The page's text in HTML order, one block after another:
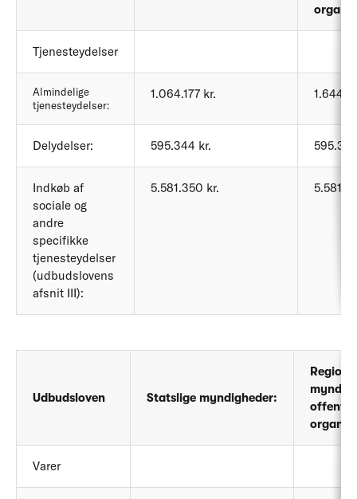
Tjenesteydelser
Almindelige
tjenesteydelser:
1.064.177 kr.
Delydelser: 595.344 kr.
Indkøb af
sociale og
andre
specifikke
tjenesteydelser
(udbudslovens
afsnit III):
5.581.350 kr.
Udbudsloven Statslige myndigheder:
Varer